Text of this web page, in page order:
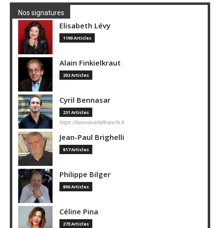
Nos signatures
Elisabeth Lévy
1190 Articles
Alain Finkielkraut
202 Articles
Cyril Bennasar
231 Articles
https://bennasarlaffranchi.fr
Jean-Paul Brighelli
817 Articles
Philippe Bilger
806 Articles
Céline Pina
273 Articles